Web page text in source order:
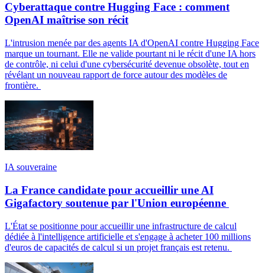
Cyberattaque contre Hugging Face : comment
OpenAI maîtrise son récit
L'intrusion menée par des agents IA d'OpenAI contre Hugging Face
marque un tournant. Elle ne valide pourtant ni le récit d'une IA hors
de contrôle, ni celui d'une cybersécurité devenue obsolète, tout en
révélant un nouveau rapport de force autour des modèles de
frontière.
IA souveraine
La France candidate pour accueillir une AI
Gigafactory soutenue par l'Union européenne
L'État se positionne pour accueillir une infrastructure de calcul
dédiée à l'intelligence artificielle et s'engage à acheter 100 millions
d'euros de capacités de calcul si un projet français est retenu.